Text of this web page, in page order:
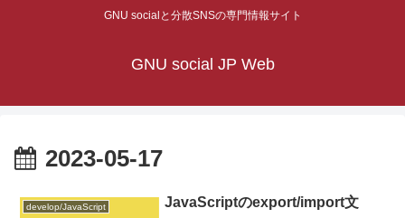
GNU socialと分散SNSの専門情報サイト
GNU social JP Web
2023-05-17
develop/JavaScript JavaScriptのexport/import文